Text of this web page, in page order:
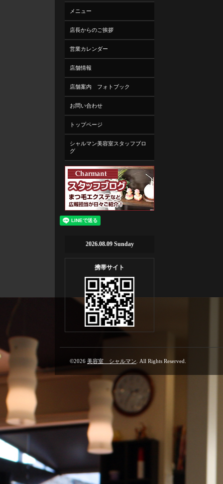
メニュー
店長からのご挨拶
営業カレンダー
店舗情報
店舗案内 フォトブック
お問い合わせ
トップページ
シャルマン美容室スタッフブロ
グ
2026.08.09 Sunday
携帯サイト
©2026 美容室 シャルマン . All Rights Reserved.